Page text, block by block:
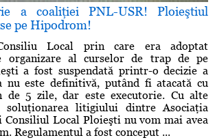
a coaliţiei PNL-USR! Ploieştiul
pe Hipodrom!
Local prin care era adoptat
organizare al curselor de trap de pe
a fost suspendată printr-o decizie a
nu este definitivă, putând fi atacată cu
de 5 zile, dar este executorie. Cu alte
soluţionarea litigiului dintre Asociaţia
Consiliul Local Ploieşti nu vom mai avea
Regulamentul a fost conceput ...